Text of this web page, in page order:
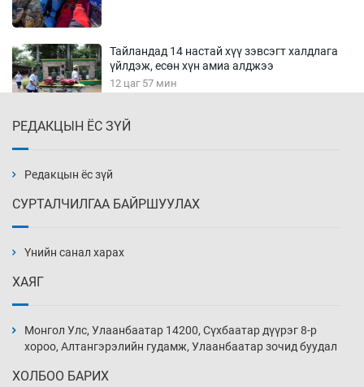
Тайландад 14 настай хүү зэвсэгт халдлага
үйлдэж, есөн хүн амиа алджээ
12 цаг 57 мин
13 цаг 57 мин
14 цаг 27 мин
РЕДАКЦЫН ЁС ЗҮЙ
Редакцын ёс зүй
СУРТАЛЧИЛГАА БАЙРШУУЛАХ
Үнийн санал харах
ХАЯГ
Монгол Улс, Улаанбаатар 14200, Сүхбаатар дүүрэг 8-р
хороо, Алтангэрэлийн гудамж, Улаанбаатар зочид буудал
ХОЛБОО БАРИХ